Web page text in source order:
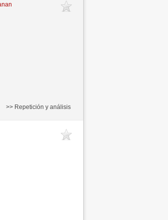
>> Repetición y análisis